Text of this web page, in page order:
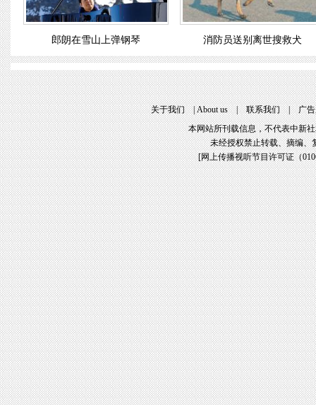
郎朗在雪山上弹钢琴 消防员送别离世搜救犬
关于我们 | About u | 联系我们 | 广
本网站所刊载信息，不代表中新
未经授权禁止转载、摘编、
[网上传播视听节目许可证（